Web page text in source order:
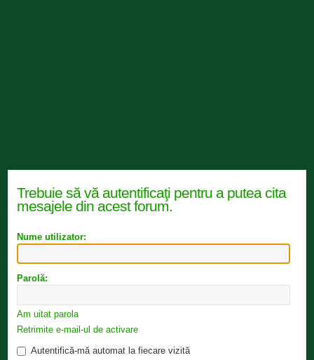
Trebuie să vă autentificaţi pentru a putea cita
mesajele din acest forum.
Nume utilizator:
Parolă:
Am uitat parola
Retrimite e-mail-ul de activare
Autentifică-mă automat la fiecare vizită